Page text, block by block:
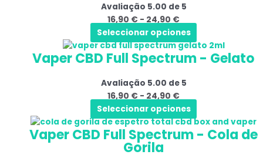
na
página
do
produto
Avaliação 5.00 de 5
16,90 € - 24,90 €
a
Seleccionar opciones
variantes.
As
opções
podem
ser
na
página
do
produto
Vaper CBD Full Spectrum - Gelato
Avaliação 5.00 de 5
16,90 € - 24,90 €
Gama
de
16,90 €
24,90 €
Seleccionar opciones
Este
produto
várias
variantes.
As
opções
podem
ser
Vaper CBD Full Spectrum - Cola de
Gorila
Gama
de
Este
produto
tem